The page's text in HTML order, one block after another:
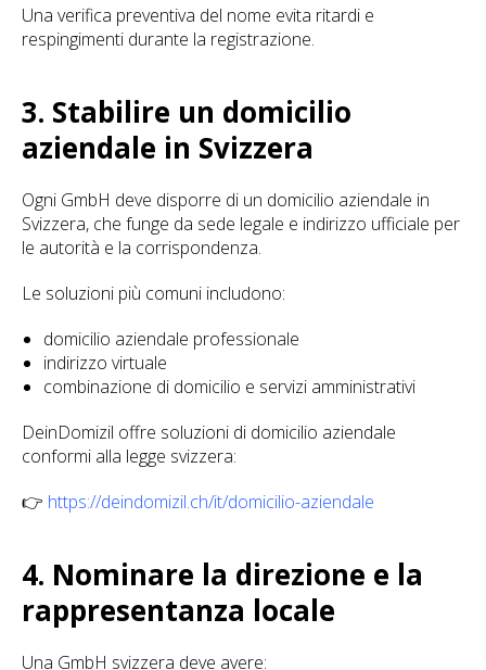
Una verifica preventiva del nome evita ritardi e
respingimenti durante la registrazione.
3. Stabilire un domicilio
aziendale in Svizzera
Ogni GmbH deve disporre di un domicilio aziendale in
Svizzera, che funge da sede legale e indirizzo ufficiale per
le autorità e la corrispondenza.
Le soluzioni più comuni includono:
domicilio aziendale professionale
indirizzo virtuale
combinazione di domicilio e servizi amministrativi
DeinDomizil offre soluzioni di domicilio aziendale
conformi alla legge svizzera:
👉 https://deindomizil.ch/it/domicilio-aziendale
4. Nominare la direzione e la
rappresentanza locale
Una GmbH svizzera deve avere: